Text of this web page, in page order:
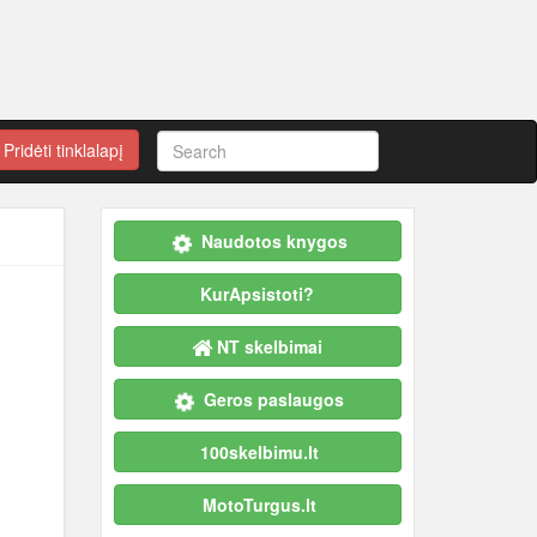
Pridėti tinklalapį
Naudotos knygos
KurApsistoti?
NT skelbimai
Geros paslaugos
100skelbimu.lt
MotoTurgus.lt